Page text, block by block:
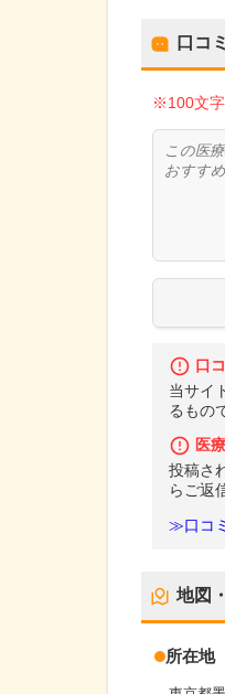
口コ
※100文
口
当サイ
るもの
医
投稿さ
らご返
≫口コ
地図
所在地